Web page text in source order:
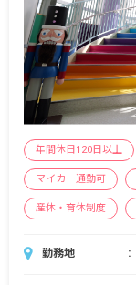
年間休日120日以上
マイカー通勤可
産休・育休制度
勤務地